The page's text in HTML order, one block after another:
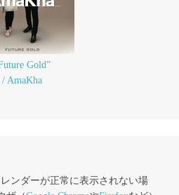
Gold”
/ AmaKha
ンダーが正常に表示されない場